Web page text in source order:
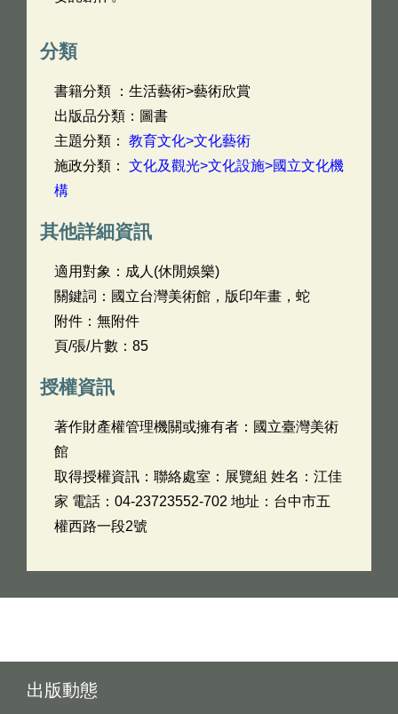
分類
書籍分類 ：生活藝術>藝術欣賞
出版品分類：圖書
主題分類： 教育文化>文化藝術
施政分類： 文化及觀光>文化設施>國立文化機
構
其他詳細資訊
適用對象：成人(休閒娛樂)
關鍵詞：國立台灣美術館，版印年畫，蛇
附件：無附件
頁/張/片數：85
授權資訊
著作財產權管理機關或擁有者：國立臺灣美術
館
取得授權資訊：聯絡處室：展覽組 姓名：江佳
家 電話：04-23723552-702 地址：台中市五
權西路一段2號
出版動態